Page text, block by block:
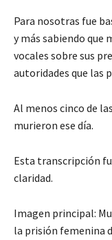
Para nosotras fue
y más sabiendo que
vocales sobre sus
autoridades que las
Al menos cinco de
murieron ese día.
Esta transcripción
claridad.
Imagen principal:
la prisión femenina